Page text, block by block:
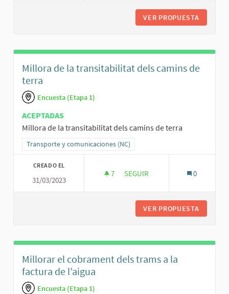
VER PROPUESTA
Millora de la transitabilitat dels camins de
terra
Encuesta (Etapa 1)
ACEPTADAS
Millora de la transitabilitat dels camins de terra
Resultados al filtrar por la categoría: Transporte y comunicaciones
Transporte y comunicaciones (NC)
CREADO EL
31/03/2023
7 7 SEGUIDORAS
SEGUIR 0
VER PROPUESTA
Millorar el cobrament dels trams a la
factura de l’aigua
Encuesta (Etapa 1)